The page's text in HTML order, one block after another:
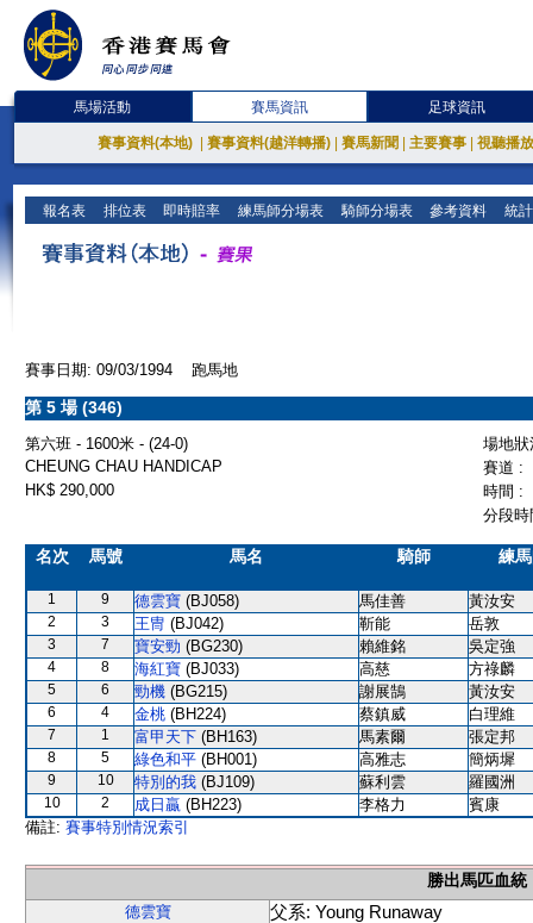
馬場活動 賽馬資訊 足球資訊
賽事資料(本地) 賽事資料(越洋轉播) 賽馬新聞 主要賽事 視聽播
報名表 排位表 即時賠率 練馬師分場表 騎師分場表 參考資料 統
賽事日期: 09/03/1994 跑馬地
第 5 場 (346)
第六班 - 1600米 - (24-0)
場地
CHEUNG CHAU HANDICAP
賽道 :
HK$ 290,000
時間 :
分段
名次 馬號 馬名 騎師 練
1 9 德雲寶 (BJ058) 馬佳善 黃汝安
2 3 王冑 (BJ042) 靳能 岳敦
3 7 寶安勁 (BG230) 賴維銘 吳定強
4 8 海紅寶 (BJ033) 高慈 方祿麟
5 6 勁機 (BG215) 謝展鵠 黃汝安
6 4 金桃 (BH224) 蔡鎮威 白理維
7 1 富甲天下 (BH163) 馬素爾 張定邦
8 5 綠色和平 (BH001) 高雅志 簡炳墀
9 10 特別的我 (BJ109) 蘇利雲 羅國洲
10 2 成日贏 (BH223) 李格力
賓康
備註: 賽事特別情況索引
勝出馬匹血統
德雲寶
父系: Young Runaway